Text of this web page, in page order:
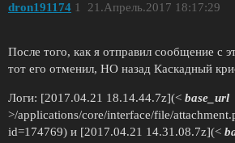
dron191174 21.Апрель.2017 18:17:29
1
После того, как я отправил сообщение с
тот его отменил, НО назад Каскадный
Логи: [2017.04.21 18.14.44.7z](< base_url
>/applications/core/interface/file/
id=174769) и [2017.04.21 14.31.08.7z](<